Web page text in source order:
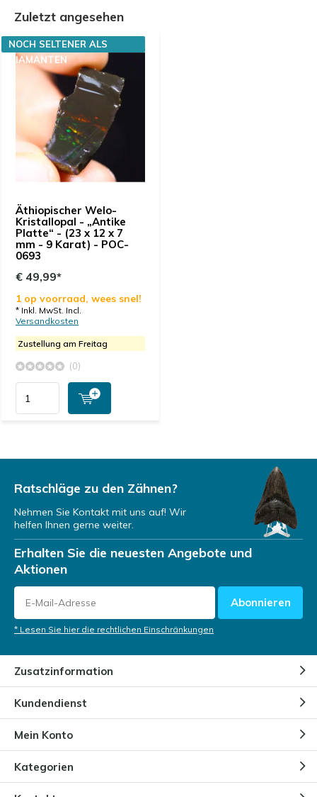
Zuletzt angesehen
Äthiopischer Welo-
Kristallopal - „Antike
Platte“ - (23 x 12 x 7
mm - 9 Karat) - POC-
0693
NOCH SELTENER ALS
DIAMANTEN
€ 49,99*
1 op voorraad, wees snel!
* Inkl. MwSt. Incl.
Versandkosten
Zustellung am Freitag
(0)
Ratschläge zu den Zähnen?
Nehmen Sie Kontakt mit uns auf! Wir
helfen Ihnen gerne weiter.
Erhalten Sie die neuesten Angebote und
Aktionen
Abonnieren
* Lesen Sie hier die rechtlichen Einschränkungen
Zusatzinformation
Kundendienst
Mein Konto
Kategorien